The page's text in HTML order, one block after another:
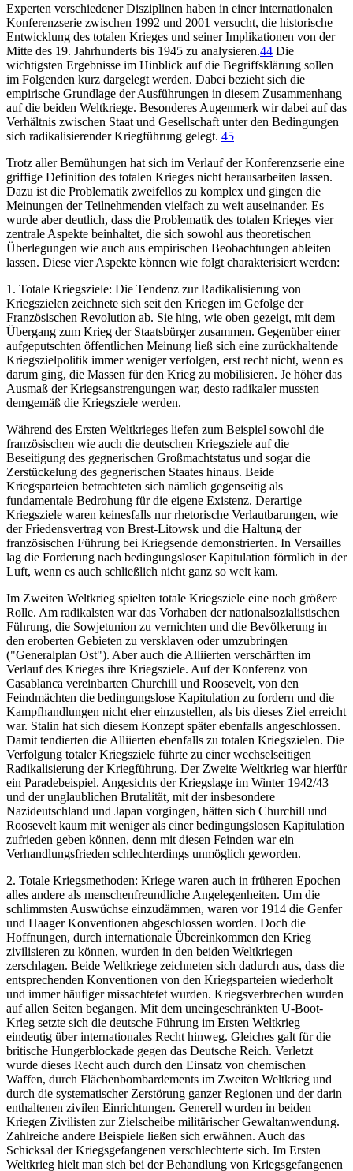
Experten verschiedener Disziplinen haben in einer internationalen
Konferenzserie zwischen 1992 und 2001 versucht, die historische
Entwicklung des totalen Krieges und seiner Implikationen von der
Mitte des 19. Jahrhunderts bis 1945 zu analysieren.44 Die
wichtigsten Ergebnisse im Hinblick auf die Begriffsklärung sollen
im Folgenden kurz dargelegt werden. Dabei bezieht sich die
empirische Grundlage der Ausführungen in diesem Zusammenhang
auf die beiden Weltkriege. Besonderes Augenmerk wir dabei auf das
Verhältnis zwischen Staat und Gesellschaft unter den Bedingungen
sich radikalisierender Kriegführung gelegt. 45
Trotz aller Bemühungen hat sich im Verlauf der Konferenzserie eine
griffige Definition des totalen Krieges nicht herausarbeiten lassen.
Dazu ist die Problematik zweifellos zu komplex und gingen die
Meinungen der Teilnehmenden vielfach zu weit auseinander. Es
wurde aber deutlich, dass die Problematik des totalen Krieges vier
zentrale Aspekte beinhaltet, die sich sowohl aus theoretischen
Überlegungen wie auch aus empirischen Beobachtungen ableiten
lassen. Diese vier Aspekte können wie folgt charakterisiert werden:
1. Totale Kriegsziele: Die Tendenz zur Radikalisierung von
Kriegszielen zeichnete sich seit den Kriegen im Gefolge der
Französischen Revolution ab. Sie hing, wie oben gezeigt, mit dem
Übergang zum Krieg der Staatsbürger zusammen. Gegenüber einer
aufgeputschten öffentlichen Meinung ließ sich eine zurückhaltende
Kriegszielpolitik immer weniger verfolgen, erst recht nicht, wenn es
darum ging, die Massen für den Krieg zu mobilisieren. Je höher das
Ausmaß der Kriegsanstrengungen war, desto radikaler mussten
demgemäß die Kriegsziele werden.
Während des Ersten Weltkrieges liefen zum Beispiel sowohl die
französischen wie auch die deutschen Kriegsziele auf die
Beseitigung des gegnerischen Großmachtstatus und sogar die
Zerstückelung des gegnerischen Staates hinaus. Beide
Kriegsparteien betrachteten sich nämlich gegenseitig als
fundamentale Bedrohung für die eigene Existenz. Derartige
Kriegsziele waren keinesfalls nur rhetorische Verlautbarungen, wie
der Friedensvertrag von Brest-Litowsk und die Haltung der
französischen Führung bei Kriegsende demonstrierten. In Versailles
lag die Forderung nach bedingungsloser Kapitulation förmlich in der
Luft, wenn es auch schließlich nicht ganz so weit kam.
Im Zweiten Weltkrieg spielten totale Kriegsziele eine noch größere
Rolle. Am radikalsten war das Vorhaben der nationalsozialistischen
Führung, die Sowjetunion zu vernichten und die Bevölkerung in
den eroberten Gebieten zu versklaven oder umzubringen
("Generalplan Ost"). Aber auch die Alliierten verschärften im
Verlauf des Krieges ihre Kriegsziele. Auf der Konferenz von
Casablanca vereinbarten Churchill und Roosevelt, von den
Feindmächten die bedingungslose Kapitulation zu fordern und die
Kampfhandlungen nicht eher einzustellen, als bis dieses Ziel erreicht
war. Stalin hat sich diesem Konzept später ebenfalls angeschlossen.
Damit tendierten die Alliierten ebenfalls zu totalen Kriegszielen. Die
Verfolgung totaler Kriegsziele führte zu einer wechselseitigen
Radikalisierung der Kriegführung. Der Zweite Weltkrieg war hierfür
ein Paradebeispiel. Angesichts der Kriegslage im Winter 1942/43
und der unglaublichen Brutalität, mit der insbesondere
Nazideutschland und Japan vorgingen, hätten sich Churchill und
Roosevelt kaum mit weniger als einer bedingungslosen Kapitulation
zufrieden geben können, denn mit diesen Feinden war ein
Verhandlungsfrieden schlechterdings unmöglich geworden.
2. Totale Kriegsmethoden: Kriege waren auch in früheren Epochen
alles andere als menschenfreundliche Angelegenheiten. Um die
schlimmsten Auswüchse einzudämmen, waren vor 1914 die Genfer
und Haager Konventionen abgeschlossen worden. Doch die
Hoffnungen, durch internationale Übereinkommen den Krieg
zivilisieren zu können, wurden in den beiden Weltkriegen
zerschlagen. Beide Weltkriege zeichneten sich dadurch aus, dass die
entsprechenden Konventionen von den Kriegsparteien wiederholt
und immer häufiger missachtetet wurden. Kriegsverbrechen wurden
auf allen Seiten begangen. Mit dem uneingeschränkten U-Boot-
Krieg setzte sich die deutsche Führung im Ersten Weltkrieg
eindeutig über internationales Recht hinweg. Gleiches galt für die
britische Hungerblockade gegen das Deutsche Reich. Verletzt
wurde dieses Recht auch durch den Einsatz von chemischen
Waffen, durch Flächenbombardements im Zweiten Weltkrieg und
durch die systematischer Zerstörung ganzer Regionen und der darin
enthaltenen zivilen Einrichtungen. Generell wurden in beiden
Kriegen Zivilisten zur Zielscheibe militärischer Gewaltanwendung.
Zahlreiche andere Beispiele ließen sich erwähnen. Auch das
Schicksal der Kriegsgefangenen verschlechterte sich. Im Ersten
Weltkrieg hielt man sich bei der Behandlung von Kriegsgefangenen